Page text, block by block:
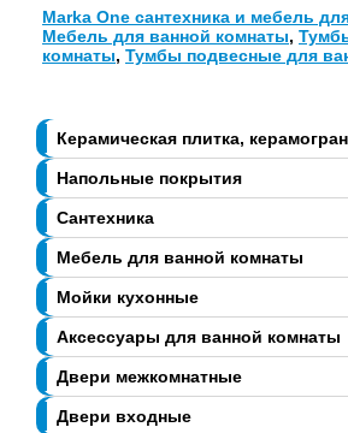
Керамическая плитка,
Напольные покрытия
Сантехника
Мебель для ванной комнаты
Мойки кухонные
Аксессуары для ванной комнаты
Двери межкомнатные
Двери входные
Marka One сантехника и мебель
Мебель для ванной комнаты,
комнаты, Тумбы подвесные для